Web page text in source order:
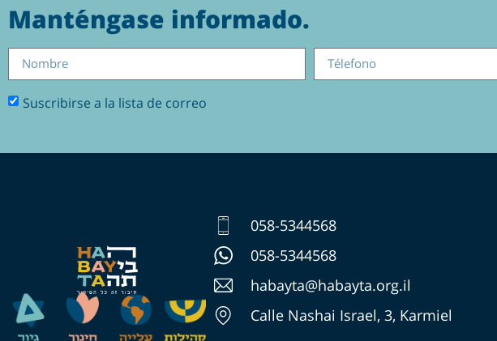
Manténgase informado.
Suscribirse a la lista de correo
058-5344568
058-5344568
habayta@habayta.org.il
Calle Nashai Israel, 3, Karmiel